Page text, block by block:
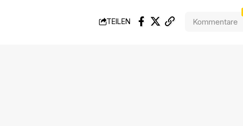
TEILEN Kommentare